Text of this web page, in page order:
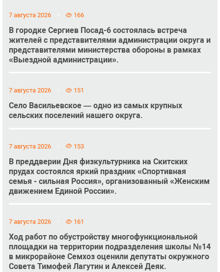
7 августа 2026 166
В городке Сергиев Посад-6 состоялась встреча
жителей с представителями администрации округа и
представителями министерства обороны в рамках
«Выездной администрации».
7 августа 2026 151
Село Васильевское — одно из самых крупных
сельских поселений нашего округа.
7 августа 2026 153
В преддверии Дня физкультурника на Скитских
прудах состоялся яркий праздник «Спортивная
семья - сильная Россия», организованный «Женским
движением Единой России».
7 августа 2026 161
Ход работ по обустройству многофункциональной
площадки на территории подразделения школы №14
в микрорайоне Семхоз оценили депутаты окружного
Совета Тимофей Лагутин и Алексей Деяк.